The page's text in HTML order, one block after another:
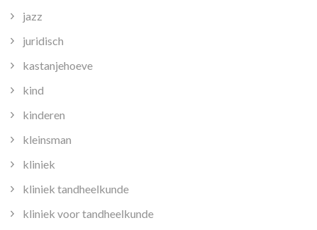
jazz
juridisch
kastanjehoeve
kind
kinderen
kleinsman
kliniek
kliniek tandheelkunde
kliniek voor tandheelkunde